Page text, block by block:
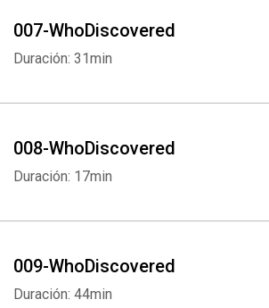
007-WhoDiscovered
Duración: 31min
008-WhoDiscovered
Duración: 17min
009-WhoDiscovered
Duración: 44min